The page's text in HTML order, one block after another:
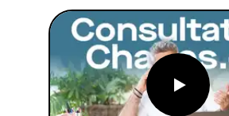
Consultez un médecin
Vous avez des questions :